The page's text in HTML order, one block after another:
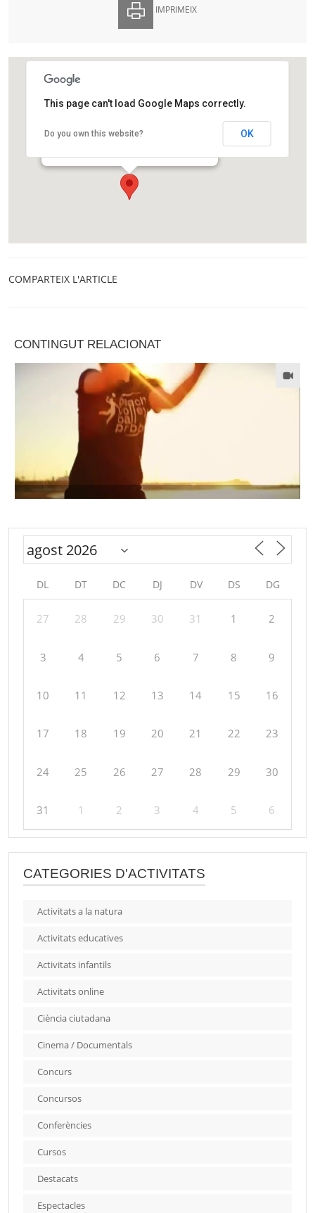
IMPRIMEIX
Parc de Recerca Biomèdica de Barcelona
Carrer del Dr. Aiguader, 88,
This page can't load Google Maps correctly.
Do you own this website? OK
COMPARTEIX L'ARTICLE
CONTINGUT RELACIONAT
DL DT DC DJ DV DS DG
27 28 29 30 31 1 2
3 4 5 6 7 8 9
10 11 12 13 14 15 16
17 18 19 20 21 22 23
24 25 26 27 28 29 30
31 1 2 3 4 5 6
CATEGORIES D'ACTIVITATS
Activitats a la natura
Activitats educatives
Activitats infantils
Activitats online
Ciència ciutadana
Cinema / Documentals
Concurs
Concursos
Conferències
Cursos
Destacats
Espectacles